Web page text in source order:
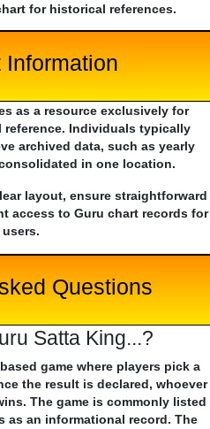
for historical references.
Information
as a resource exclusively for
Individuals typically
archived data, such as yearly
in one location.
layout, ensure straightforward
access to Guru chart records for
Questions
Satta King...?
game where players pick a
the result is declared, whoever
The game is commonly listed
as an informational record. The